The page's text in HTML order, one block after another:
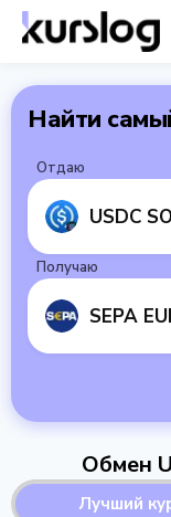
Найти
Отдаю
USDC
Получаю
SEPA
Обмен
Лучший